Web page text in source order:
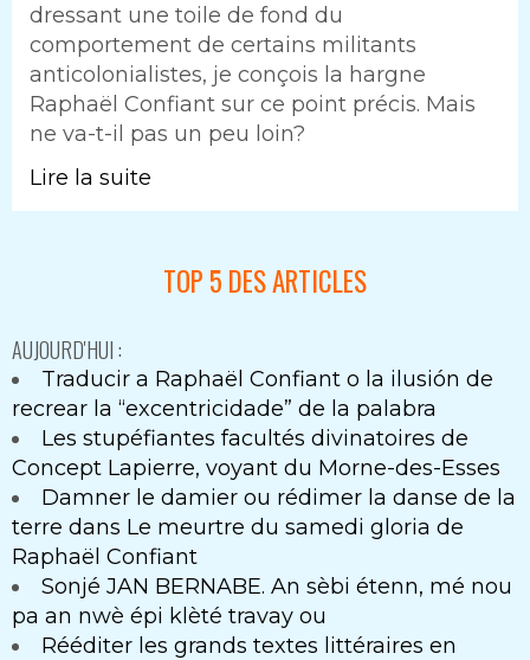
dressant une toile de fond du
comportement de certains militants
anticolonialistes, je conçois la hargne
Raphaël Confiant sur ce point précis. Mais
ne va-t-il pas un peu loin?
Lire la suite
TOP 5 DES ARTICLES
AUJOURD'HUI :
Traducir a Raphaël Confiant o la ilusión de
recrear la “excentricidade” de la palabra
Les stupéfiantes facultés divinatoires de
Concept Lapierre, voyant du Morne-des-Esses
Damner le damier ou rédimer la danse de la
terre dans Le meurtre du samedi gloria de
Raphaël Confiant
Sonjé JAN BERNABE. An sèbi étenn, mé nou
pa an nwè épi klèté travay ou
Rééditer les grands textes littéraires en